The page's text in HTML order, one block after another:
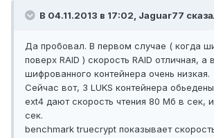
В 04.11.2013 в 17:02, Jaguar77
Да пробовал. В первом случае ( когда
поверх RAID ) скорость RAID отличная, а
шифрованного контейнера очень низкая.
Сейчас вот, 3 LUKS контейнера
ext4 дают скорость чтения 80 Мб в сек,
сек.
benchmark truecrypt показывает